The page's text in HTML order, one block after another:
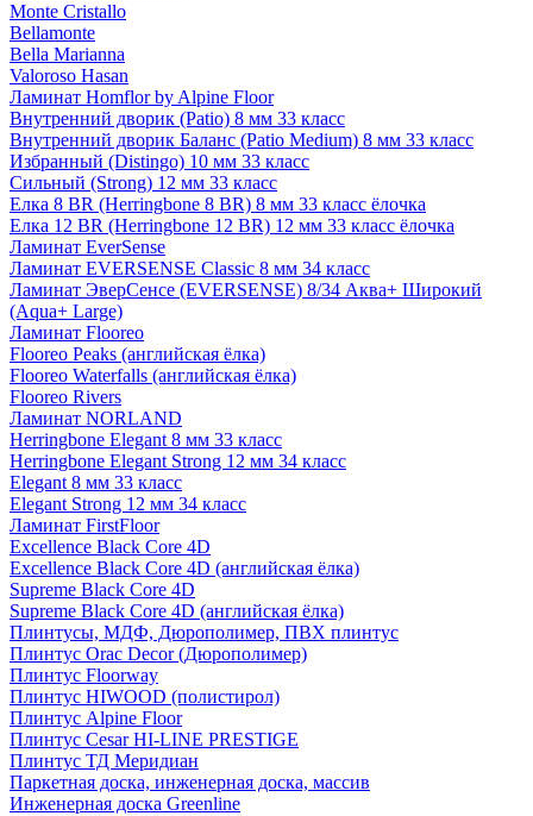
Monte Cristallo
Bellamonte
Bella Marianna
Valoroso Hasan
Ламинат Homflor by Alpine Floor
Внутренний дворик (Patio) 8 мм 33 класс
Внутренний дворик Баланс (Patio Medium) 8 мм 33 класс
Избранный (Distingo) 10 мм 33 класс
Сильный (Strong) 12 мм 33 класс
Елка 8 BR (Herringbone 8 BR) 8 мм 33 класс ёлочка
Елка 12 BR (Herringbone 12 BR) 12 мм 33 класс ёлочка
Ламинат EverSense
Ламинат EVERSENSE Classic 8 мм 34 класс
Ламинат ЭверСенсе (EVERSENSE) 8/34 Аква+ Широкий
(Aqua+ Large)
Ламинат Flooreo
Flooreo Peaks (английская ёлка)
Flooreo Waterfalls (английская ёлка)
Flooreo Rivers
Ламинат NORLAND
Herringbone Elegant 8 мм 33 класс
Herringbone Elegant Strong 12 мм 34 класс
Elegant 8 мм 33 класс
Elegant Strong 12 мм 34 класс
Ламинат FirstFloor
Excellence Black Core 4D
Excellence Black Core 4D (английская ёлка)
Supreme Black Core 4D
Supreme Black Core 4D (английская ёлка)
Плинтусы, МДФ, Дюрополимер, ПВХ плинтус
Плинтус Orac Decor (Дюрополимер)
Плинтус Floorway
Плинтус HIWOOD (полистирол)
Плинтус Alpine Floor
Плинтус Cesar HI-LINE PRESTIGE
Плинтус ТД Меридиан
Паркетная доска, инженерная доска, массив
Инженерная доска Greenline